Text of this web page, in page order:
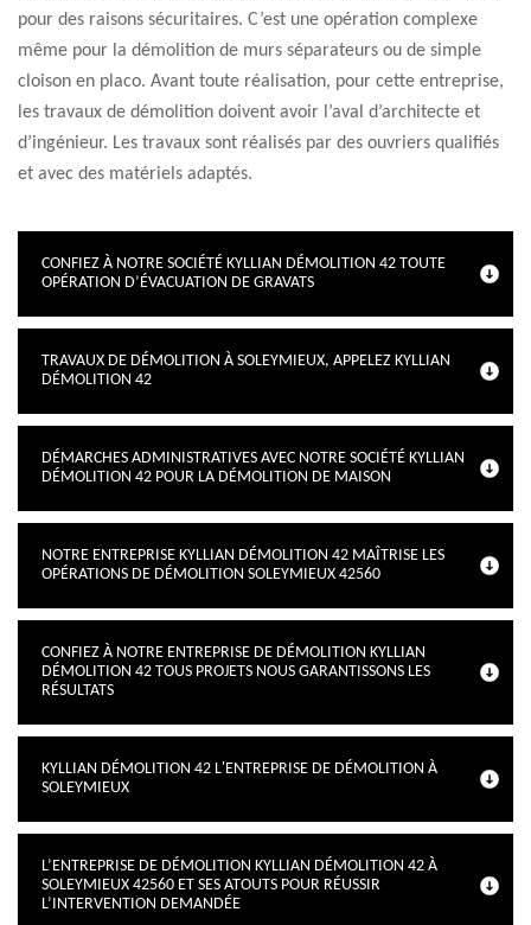
pour des raisons sécuritaires. C’est une opération complexe
même pour la démolition de murs séparateurs ou de simple
cloison en placo. Avant toute réalisation, pour cette entreprise,
les travaux de démolition doivent avoir l’aval d’architecte et
d’ingénieur. Les travaux sont réalisés par des ouvriers qualifiés
et avec des matériels adaptés.
CONFIEZ À NOTRE SOCIÉTÉ KYLLIAN DÉMOLITION 42 TOUTE
OPÉRATION D’ÉVACUATION DE GRAVATS
TRAVAUX DE DÉMOLITION À SOLEYMIEUX, APPELEZ KYLLIAN
DÉMOLITION 42
DÉMARCHES ADMINISTRATIVES AVEC NOTRE SOCIÉTÉ KYLLIAN
DÉMOLITION 42 POUR LA DÉMOLITION DE MAISON
NOTRE ENTREPRISE KYLLIAN DÉMOLITION 42 MAÎTRISE LES
OPÉRATIONS DE DÉMOLITION SOLEYMIEUX 42560
CONFIEZ À NOTRE ENTREPRISE DE DÉMOLITION KYLLIAN
DÉMOLITION 42 TOUS PROJETS NOUS GARANTISSONS LES
RÉSULTATS
KYLLIAN DÉMOLITION 42 L'ENTREPRISE DE DÉMOLITION À
SOLEYMIEUX
L’ENTREPRISE DE DÉMOLITION KYLLIAN DÉMOLITION 42 À
SOLEYMIEUX 42560 ET SES ATOUTS POUR RÉUSSIR
L’INTERVENTION DEMANDÉE